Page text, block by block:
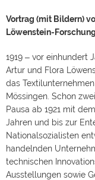
Vortrag (mit Bildern)
Löwenstein-
1919 ‒ vor einhundert
Artur und Flora
das
Mössingen. Schon
Pausa ab 1921 mit
Jahren und bis zur
Nationalsozialisten
handelnden
technischen
Ausstellungen sowie